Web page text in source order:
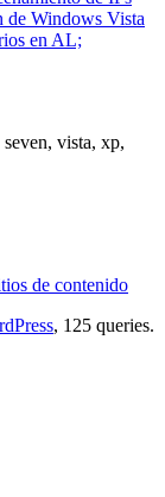
de Windows Vista
en AL;
vista, xp,
de contenido
, 125 queries.